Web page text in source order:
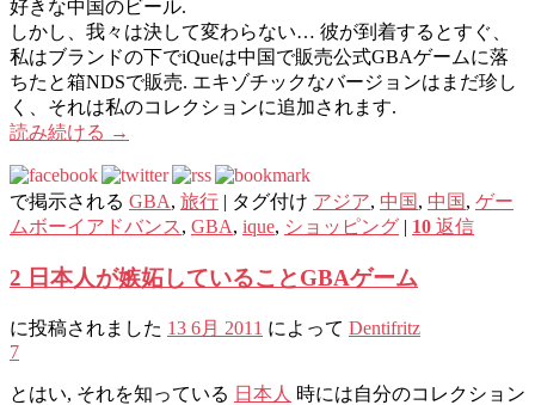
好きな​​中国のビール.
しかし、我々は決して変わらない… 彼が到着するとすぐ、
私はブランドの下でiQueは中国で販売公式GBAゲームに落
ちたと箱NDSで販売. エキゾチックなバージョンはまだ珍し
く、それは私のコレクションに追加されます.
読み続ける →
で掲示される GBA, 旅行 | タグ付け アジア, 中国 , 中国 , ゲー
ムボーイアドバンス , GBA, ique, ショッピング | 10 返信
2 日本人が嫉妬していることGBAゲーム
に投稿されました 13 6月 2011 によって Dentifritz
7
とはい, それを知っている 日本人 時には自分のコレクション